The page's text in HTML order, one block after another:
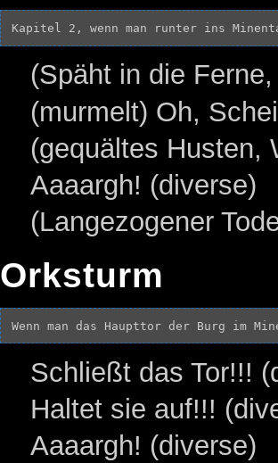
(Späht in die
(murmelt) Oh,
(gequältes Husten,
Aaaargh! (diverse)
(Langezogener
Orksturm
Schließt das Tor!!!
Haltet sie auf!!!
Aaaargh! (diverse)